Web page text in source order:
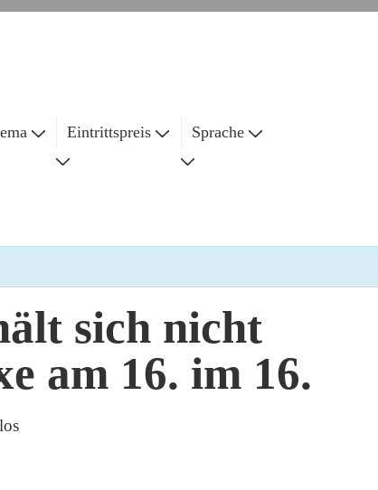
Eintrittspreis Sprache
sich nicht
am 16. im 16.